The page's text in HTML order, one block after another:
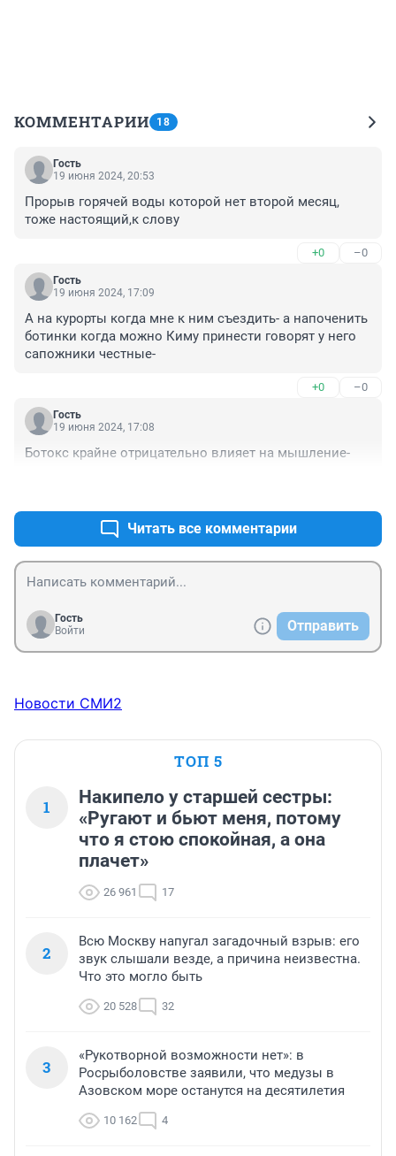
КОММЕНТАРИИ 18
Гость
19 июня 2024, 20:53
Прорыв горячей воды которой нет второй месяц,
тоже настоящий,к слову
+0 –0
Гость
19 июня 2024, 17:09
А на курорты когда мне к ним съездить- а напоченить
ботинки когда можно Киму принести говорят у него
сапожники честные-
+0 –0
Гость
19 июня 2024, 17:08
Ботокс крайне отрицательно влияет на мышление-
Читать все комментарии
Гость
Войти
Отправить
Новости СМИ2
ТОП 5
1
Накипело у старшей сестры:
«Ругают и бьют меня, потому
что я стою спокойная, а она
плачет»
26 961 17
2
Всю Москву напугал загадочный взрыв: его
звук слышали везде, а причина неизвестна.
Что это могло быть
20 528 32
3
«Рукотворной возможности нет»: в
Росрыболовстве заявили, что медузы в
Азовском море останутся на десятилетия
10 162 4